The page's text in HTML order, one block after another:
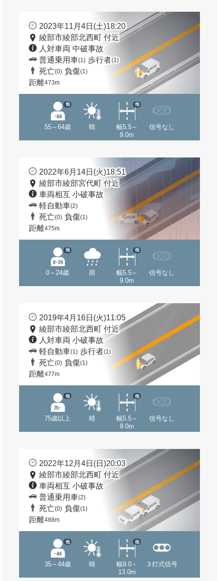
2023年11月4日(土)18:20
綾部市綾部北西町 付近
人対車両 中破事故
普通乗用車(1) 歩行者(1)
死亡(0) 負傷(1)
距離473m
55～64歳
他
晴
幅5.5～
9.0m
他
信号なし
2022年6月14日(火)18:51
綾部市綾部宮代町 付近
車両相互 小破事故
軽自動車(2)
死亡(0) 負傷(1)
距離475m
0～24歳
他
雨
幅5.5～
9.0m
他
信号なし
2019年4月16日(火)11:05
綾部市綾部北西町 付近
人対車両 小破事故
軽自動車(1) 歩行者(1)
死亡(0) 負傷(1)
距離477m
75歳以上
他
晴
幅5.5～
9.0m
他
信号なし
2022年12月4日(日)20:03
綾部市綾部北西町 付近
車両相互 小破事故
普通乗用車(2)
死亡(0) 負傷(1)
距離488m
35～44歳
他
晴
幅9.0～
13.0m
他
３灯式信号